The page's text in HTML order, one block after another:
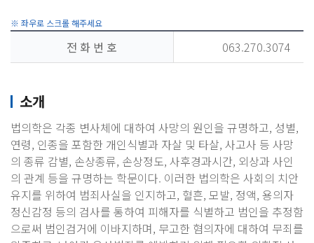
전 화 번 호 063.270.3074
소개
법의학은 각종 변사체에 대하여 사망의 원인을 규명하고, 성별,
연령, 인종을 포함한 개인식별과 자살 및 타살, 사고사 등 사망
의 종류 감별, 손상종류, 손상정도, 사후경과시간, 외상과 사인
의 관계 등을 규명하는 학문이다. 이러한 법의학은 사회의 치안
유지를 위하여 범죄사실을 인지하고, 혈흔, 모발, 정액, 용의자
정신감정 등의 검사를 통하여 피해자를 식별하고 범인을 추정함
으로써 범인검거에 이바지하며, 무고한 혐의자에 대하여 무죄를